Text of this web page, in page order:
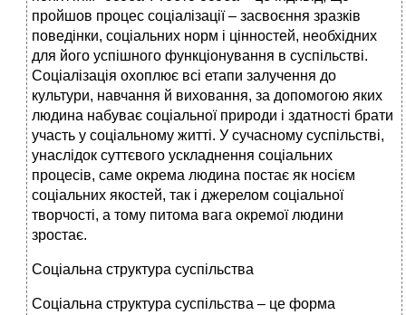
пройшов процес соціалізації – засвоєння зразків
поведінки, соціальних норм і цінностей, необхідних
для його успішного функціонування в суспільстві.
Соціалізація охоплює всі етапи залучення до
культури, навчання й виховання, за допомогою яких
людина набуває соціальної природи і здатності брати
участь у соціальному житті. У сучасному суспільстві,
унаслідок суттєвого ускладнення соціальних
процесів, саме окрема людина постає як носієм
соціальних якостей, так і джерелом соціальної
творчості, а тому питома вага окремої людини
зростає.
Соціальна структура суспільства
Соціальна структура суспільства – це форма